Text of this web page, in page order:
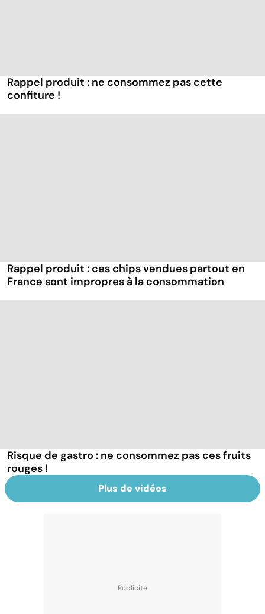
Rappel produit : ne consommez pas cette
confiture !
Rappel produit : ces chips vendues partout en
France sont impropres à la consommation
Risque de gastro : ne consommez pas ces fruits
rouges !
Plus de vidéos